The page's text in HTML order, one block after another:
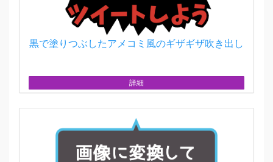
黒で塗りつぶしたアメコミ風のギザギザ吹き出し
詳細